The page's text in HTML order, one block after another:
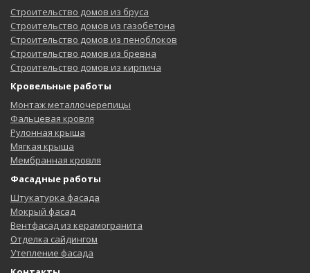
Строительство домов из бруса
Строительство домов из газобетона
Строительство домов из пеноблоков
Строительство домов из бревна
Строительство домов из кирпича
Кровельные работы
Монтаж металлочерепицы
Фальцевая кровля
Рулонная крыша
Мягкая крыша
Мембранная кровля
Фасадные работы
Штукатурка фасада
Мокрый фасад
Вентфасад из керамогранита
Отделка сайдингом
Утепление фасада